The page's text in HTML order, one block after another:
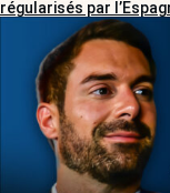
régularisés par